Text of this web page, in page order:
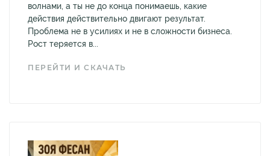
волнами, а ты не до конца понимаешь, какие
действия действительно двигают результат.
Проблема не в усилиях и не в сложности бизнеса.
Рост теряется в...
ПЕРЕЙТИ И СКАЧАТЬ